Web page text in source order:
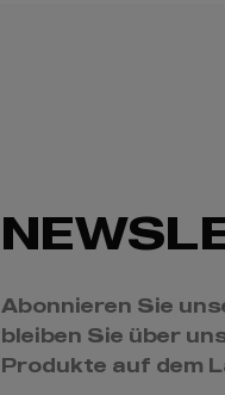
Abonnieren Sie
bleiben Sie über
Produkte auf dem